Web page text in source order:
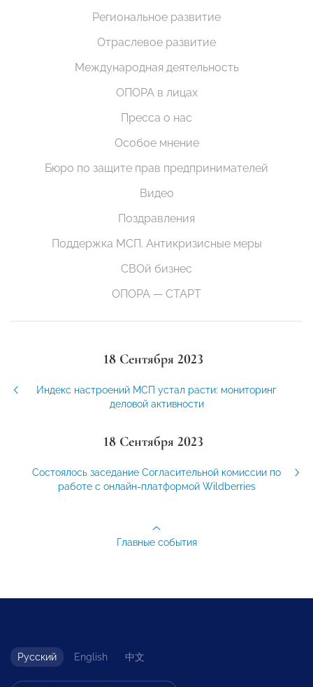
Региональное развитие
Отраслевое развитие
Международная деятельность
ОПОРА в лицах
Пресса о нас
Особое мнение
Бюро по защите прав предпринимателей
Видео
Поздравления
Поддержка МСП. Антикризисные меры
СВОй бизнес
ОПОРА — СТАРТ
18 Сентября 2023
Индекс настроений МСП устал расти: мониторинг
деловой активности
18 Сентября 2023
Состоялось заседание Согласительной комиссии по
работе с онлайн-платформой Wildberries
Главные события
Русский English 中文